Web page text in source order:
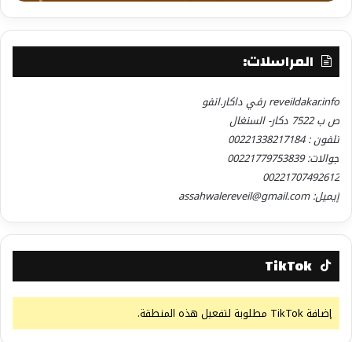
المراسلات:
reveildakar.info رفي داكار.انفو
ص ب 7522 دكار- السنغال
تلفون : 00221338217184
جوالات: 00221779753839
00221707492612
إيميل: assahwalereveil@gmail.com
TikTok
إضافة TikTok مطلوبة لتفعيل هذه المنطقة.